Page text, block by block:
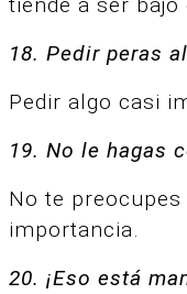
tiende a ser
18. Pedir peras
Pedir algo casi
19. No le hagas
No te
importancia.
20. ¡Eso está